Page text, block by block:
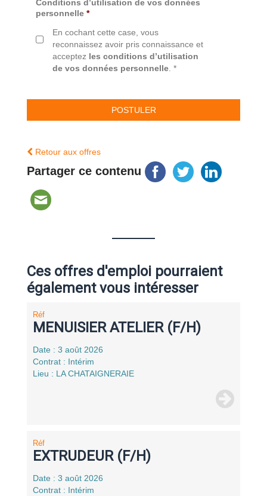
Conditions d’utilisation de vos données
personnelle *
En cochant cette case, vous
reconnaissez avoir pris connaissance et
acceptez les conditions d’utilisation
de vos données personnelle . *
Retour aux offres
Partager ce contenu
Ces offres d'emploi pourraient
également vous intéresser
Réf
MENUISIER ATELIER (F/H)
Date : 3 août 2026
Contrat : Intérim
Lieu : LA CHATAIGNERAIE
Réf
EXTRUDEUR (F/H)
Date : 3 août 2026
Contrat : Intérim